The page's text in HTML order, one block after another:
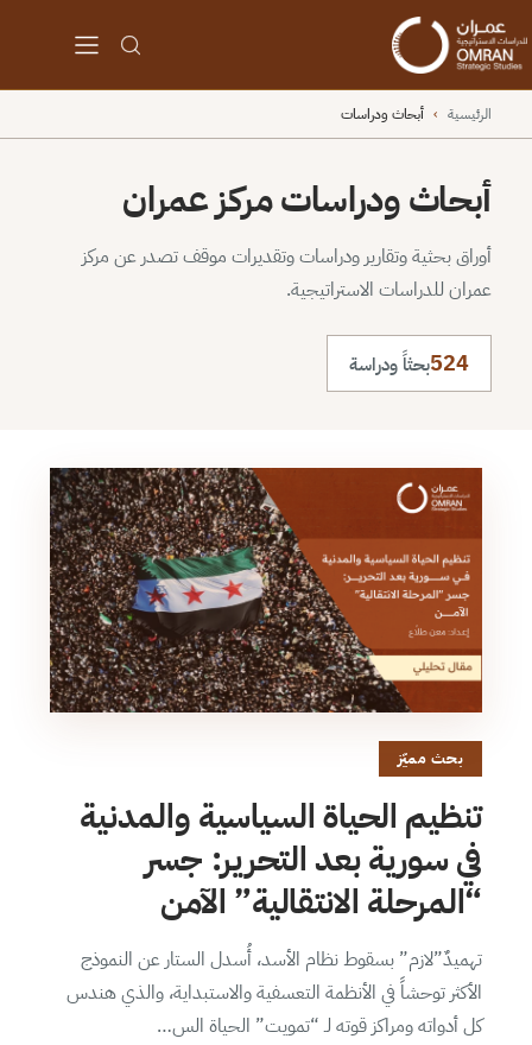
الرئيسية › أبحاث ودراسات
أبحاث ودراسات مركز عمران
أوراق بحثية وتقارير ودراسات وتقديرات موقف تصدر عن مركز
عمران للدراسات الاستراتيجية.
524بحثاً ودراسة
بحث مميّز
تنظيم الحياة السياسية والمدنية
في سورية بعد التحرير: جسر
“المرحلة الانتقالية” الآمن
تهميدٌ”لازم” بسقوط نظام الأسد، أُسدل الستار عن النموذج
الأكثر توحشاً في الأنظمة التعسفية والاستبداية، والذي هندس
كل أدواته ومراكز قوته لـ “تمويت” الحياة الس…